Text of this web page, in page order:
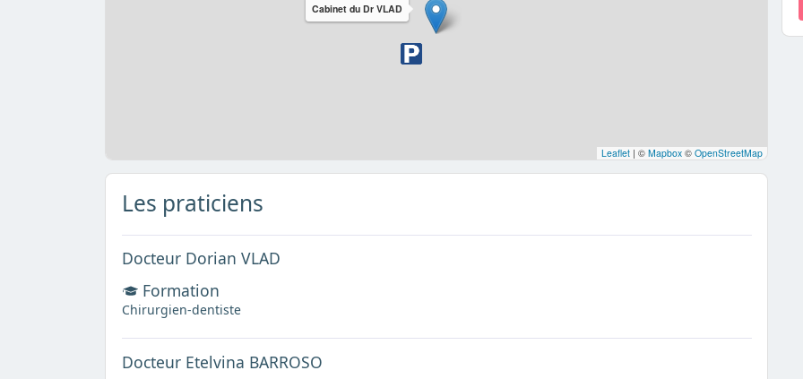
Cabinet du Dr VLAD
Leaflet | © Mapbox © OpenStreetMap
Les praticiens
Docteur Dorian VLAD
Formation
Chirurgien-dentiste
Docteur Etelvina BARROSO